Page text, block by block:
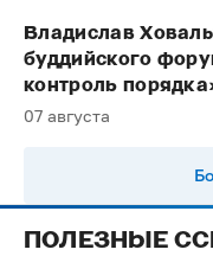
Владислав
буддийского
контроль
07 августа
ПОЛЕЗНЫЕ